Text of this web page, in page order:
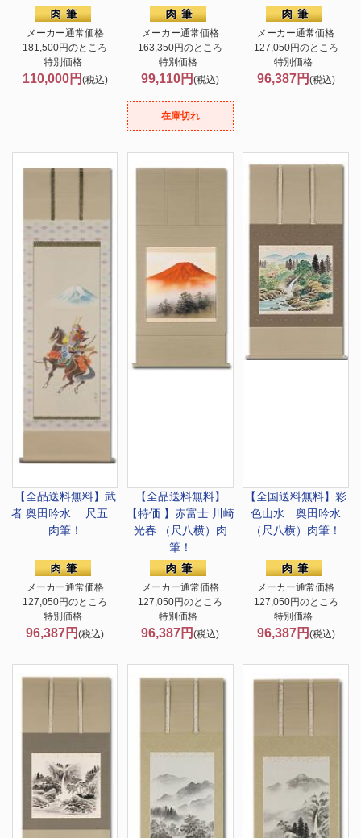
メーカー通常価格
181,500円のところ
特別価格
110,000円 (税込)
メーカー通常価格
163,350円のところ
特別価格
99,110円(税込)
在庫切れ
メーカー通常価格
127,050円のところ
特別価格
96,387円 (税込)
【全品送料無料】 武
者 奥田吟水 尺五
肉筆！
メーカー通常価格
127,050円のところ
特別価格
96,387円(税込)
【全品送料無料】
【特価 】 赤富士 川崎
光春 （尺八横）肉
筆！
メーカー通常価格
127,050円のところ
特別価格
96,387円(税込)
【全国送料無料】彩
色山水 奥田吟水
（尺八横）肉筆！
メーカー通常価格
127,050円のところ
特別価格
96,387円 (税込)